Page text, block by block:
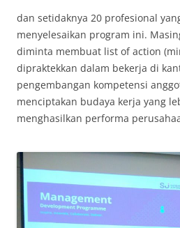
dan setidaknya 20 profesional
menyelesaikan program ini.
diminta membuat list of action
dipraktekkan dalam bekerja di
pengembangan kompetensi
menciptakan budaya kerja yang
menghasilkan performa